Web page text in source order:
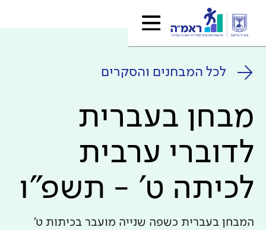
לכל המבחנים והסקרים
מבחן בעברית
לדוברי ערבית
לכיתה ט' - תשפ"ו
המבחן בעברית כשפה שנייה מועבר בכיתות ט'